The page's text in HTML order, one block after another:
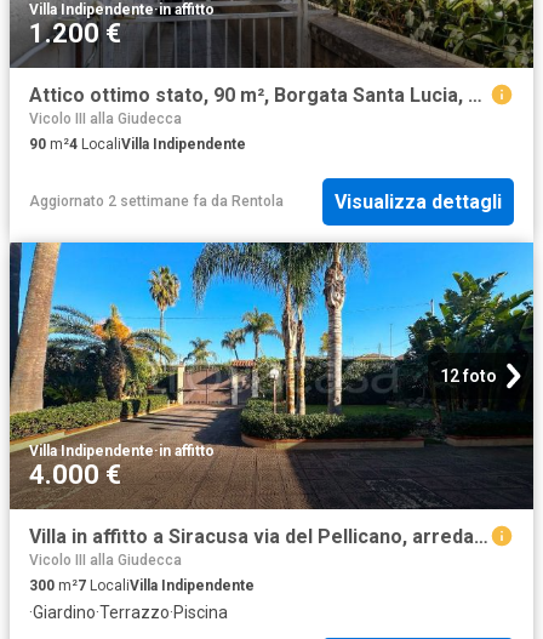
Villa Indipendente·in affitto
1.200 €
Attico ottimo stato, 90 m², Borgata Santa Lucia, Siracusa
Vicolo III alla Giudecca
90 m²4 LocaliVilla Indipendente
Aggiornato 2 settimane fa da Rentola Visualizza dettagli
12 foto
Villa Indipendente·in affitto
4.000 €
Villa in affitto a Siracusa via del Pellicano, arredato, giardino privato, terrazzo TrovaCasa
Vicolo III alla Giudecca
300 m²7 LocaliVilla Indipendente
·Giardino·Terrazzo·Piscina